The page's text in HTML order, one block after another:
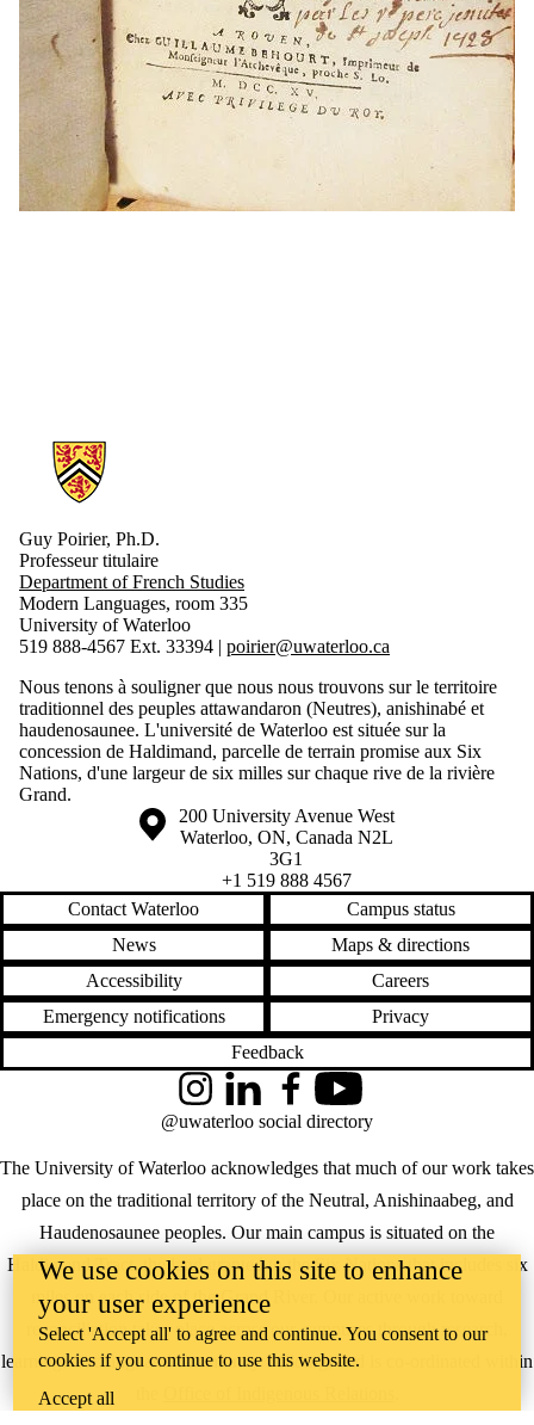
Information about Lettres du Japon
Guy Poirier, Ph.D.
Professeur titulaire
Department of French Studies
Modern Languages, room 335
University of Waterloo
519 888-4567 Ext. 33394 | poirier@uwaterloo.ca
Nous tenons à souligner que nous nous trouvons sur le territoire
traditionnel des peuples attawandaron (Neutres), anishinabé et
haudenosaunee. L'université de Waterloo est située sur la
concession de Haldimand, parcelle de terrain promise aux Six
Nations, d'une largeur de six milles sur chaque rive de la rivière
Grand.
Information about the University of Waterloo
Campus map
200 University Avenue West
Waterloo, ON, Canada N2L
3G1
+1 519 888 4567
Contact Waterloo
Campus status
News
Maps & directions
Accessibility
Careers
Emergency notifications
Privacy
Feedback
The University of Waterloo acknowledges that much of our work takes
place on the traditional territory of the Neutral, Anishinaabeg, and
Haudenosaunee peoples. Our main campus is situated on the
Haldimand Tract, the land granted to the Six Nations that includes six
miles on each side of the Grand River. Our active work toward
reconciliation takes place across our campuses through research,
learning, teaching, and community building, and is co-ordinated within
InstagramLinkedInFacebookYouTube
@uwaterloo social directory
We use cookies on this site to enhance
your user experience
Select 'Accept all' to agree and continue. You consent to our
cookies if you continue to use this website.
Accept all